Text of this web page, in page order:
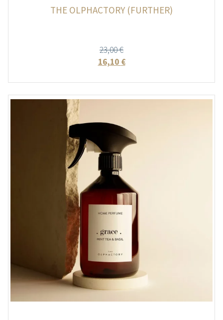
THE OLPHACTORY (FURTHER)
23,00€
16,10 €